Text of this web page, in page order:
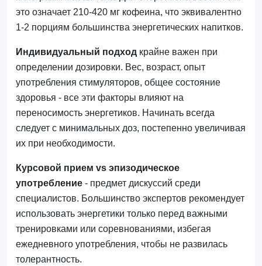
это означает 210-420 мг кофеина, что эквивалентно
1-2 порциям большинства энергетических напитков.
Индивидуальный подходкрайне важен при
определении дозировки. Вес, возраст, опыт
употребления стимуляторов, общее состояние
здоровья - все эти факторы влияют на
переносимость энергетиков. Начинать всегда
следует с минимальных доз, постепенно увеличивая
их при необходимости.
Курсовой прием vs эпизодическое
употребление- предмет дискуссий среди
специалистов. Большинство экспертов рекомендует
использовать энергетики только перед важными
тренировками или соревнованиями, избегая
ежедневного употребления, чтобы не развилась
толерантность.